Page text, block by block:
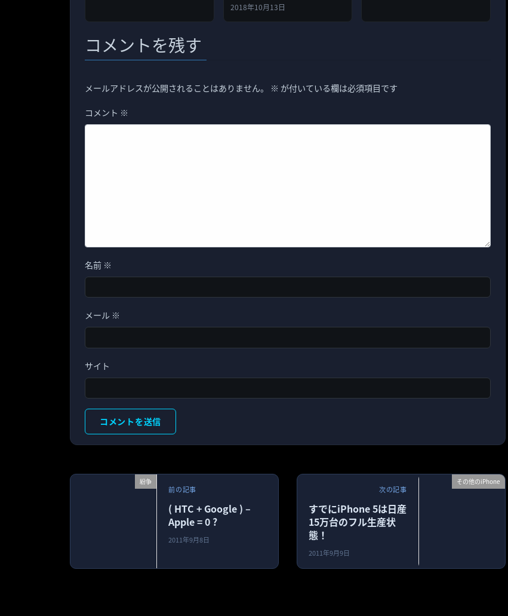
2018年10月13日
コメントを残す
メールアドレスが公開されることはありません。 ※ が付いている欄は必須項目です
コメント ※
名前 ※
メール ※
サイト
紛争
前の記事
( HTC + Google ) –
Apple = 0 ?
2011年9月8日
その他のiPhone
次の記事
すでにiPhone 5は日産
15万台のフル生産状
態！
2011年9月9日